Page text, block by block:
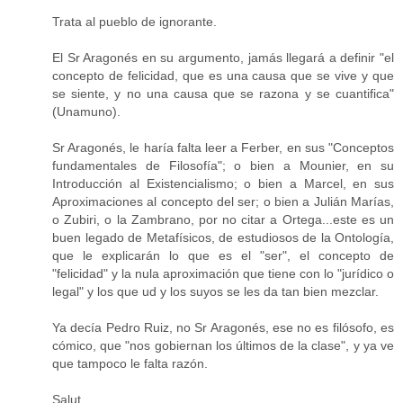
Trata al pueblo de ignorante.
El Sr Aragonés en su argumento, jamás llegará a definir "el
concepto de felicidad, que es una causa que se vive y que
se siente, y no una causa que se razona y se cuantifica"
(Unamuno).
Sr Aragonés, le haría falta leer a Ferber, en sus "Conceptos
fundamentales de Filosofía"; o bien a Mounier, en su
Introducción al Existencialismo; o bien a Marcel, en sus
Aproximaciones al concepto del ser; o bien a Julián Marías,
o Zubiri, o la Zambrano, por no citar a Ortega...este es un
buen legado de Metafísicos, de estudiosos de la Ontología,
que le explicarán lo que es el "ser", el concepto de
"felicidad" y la nula aproximación que tiene con lo "jurídico o
legal" y los que ud y los suyos se les da tan bien mezclar.
Ya decía Pedro Ruiz, no Sr Aragonés, ese no es filósofo, es
cómico, que "nos gobiernan los últimos de la clase", y ya ve
que tampoco le falta razón.
Salut